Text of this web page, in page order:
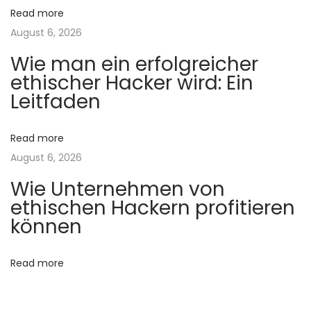
o
n
u
n
a
p
e
ç
u
o
m
p
e
Read more
August 6, 2026
Wie man ein erfolgreicher
ethischer Hacker wird: Ein
Leitfaden
Read more
August 6, 2026
Wie Unternehmen von
ethischen Hackern profitieren
können
Read more